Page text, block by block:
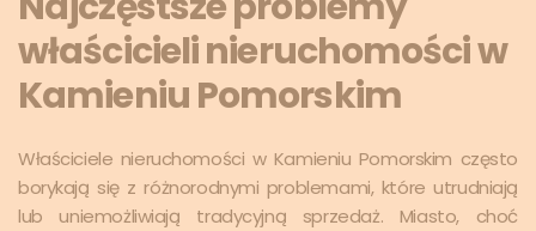
właścicieli nieruchomości w
Kamieniu Pomorskim
Właściciele nieruchomości w Kamieniu Pomorskim często
borykają się z różnorodnymi problemami, które utrudniają
lub uniemożliwiają tradycyjną sprzedaż. Miasto, choć